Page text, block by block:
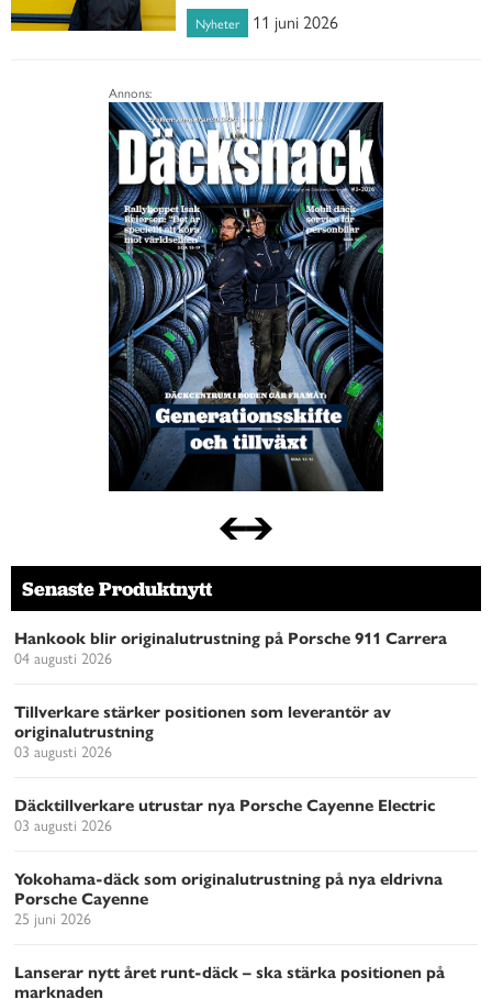
Nyheter 11 juni 2026
Annons:
Senaste Produktnytt
Hankook blir originalutrustning på Porsche 911 Carrera
04 augusti 2026
Tillverkare stärker positionen som leverantör av
originalutrustning
03 augusti 2026
Däcktillverkare utrustar nya Porsche Cayenne Electric
03 augusti 2026
Yokohama-däck som originalutrustning på nya eldrivna
Porsche Cayenne
25 juni 2026
Lanserar nytt året runt-däck – ska stärka positionen på
marknaden